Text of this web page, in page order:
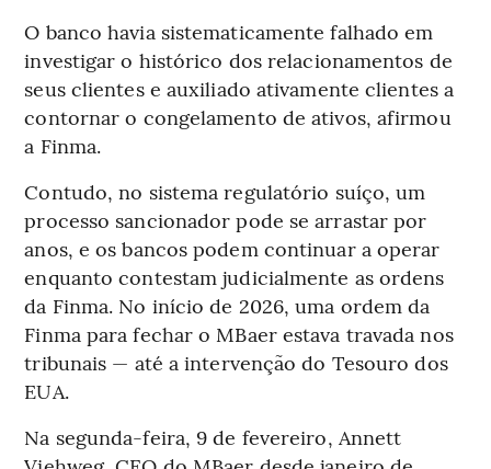
O banco havia sistematicamente falhado em
investigar o histórico dos relacionamentos de
seus clientes e auxiliado ativamente clientes a
contornar o congelamento de ativos, afirmou
a Finma.
Contudo, no sistema regulatório suíço, um
processo sancionador pode se arrastar por
anos, e os bancos podem continuar a operar
enquanto contestam judicialmente as ordens
da Finma. No início de 2026, uma ordem da
Finma para fechar o MBaer estava travada nos
tribunais — até a intervenção do Tesouro dos
EUA.
Na segunda-feira, 9 de fevereiro, Annett